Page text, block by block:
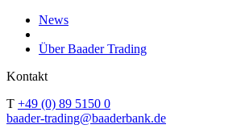
News
Über Baader Trading
Kontakt
T +49 (0) 89 5150 0
baader-trading@baaderbank.de